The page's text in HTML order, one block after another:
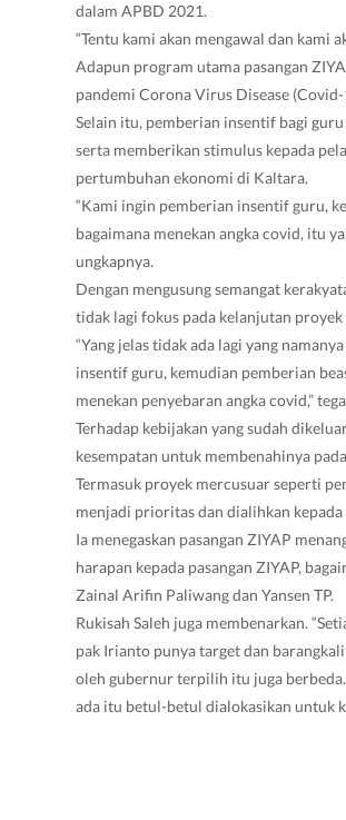
dalam APBD 2021.
“Tentu kami akan mengawal dan kami
Adapun program utama pasangan
pandemi Corona Virus Disease
Selain itu, pemberian insentif bagi
serta memberikan stimulus kepada
pertumbuhan ekonomi di Kaltara.
“Kami ingin pemberian insentif guru,
bagaimana menekan angka covid, itu
ungkapnya.
Dengan mengusung semangat
tidak lagi fokus pada kelanjutan proyek
“Yang jelas tidak ada lagi yang
insentif guru, kemudian pemberian
menekan penyebaran angka covid,”
Terhadap kebijakan yang sudah
kesempatan untuk membenahinya
Termasuk proyek mercusuar seperti
menjadi prioritas dan dialihkan
Ia menegaskan pasangan ZIYAP
harapan kepada pasangan ZIYAP,
Zainal Arifin Paliwang dan Yansen TP.
Rukisah Saleh juga membenarkan.
pak Irianto punya target dan
oleh gubernur terpilih itu juga
ada itu betul-betul dialokasikan untuk